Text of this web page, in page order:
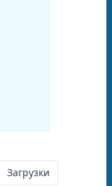
Загрузки